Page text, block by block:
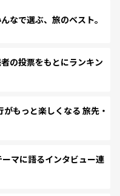
で選ぶ、旅のベスト。
の投票をもとにランキン
もっと楽しくなる 旅先・
マに語るインタビュー連